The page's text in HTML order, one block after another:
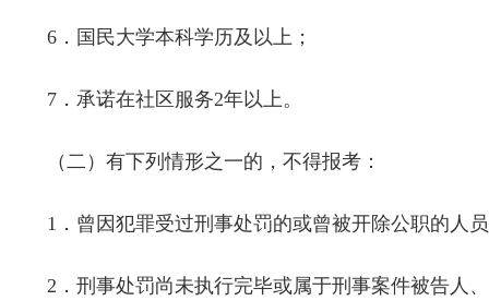
6 ．国民大学本科学历及以上；
7 ．承诺在社区服务2年以上。
（二）有下列情形之一的，不得报考：
1 ．曾因犯罪受过刑事处罚的或曾被开除公职的人
2 ．刑事处罚尚未执行完毕或属于刑事案件被告人